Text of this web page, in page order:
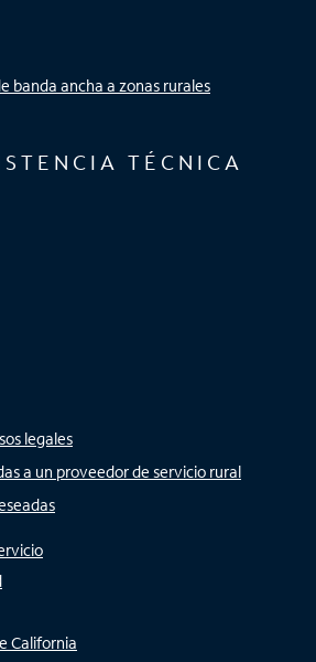
banda ancha a zonas rurales
TÉCNICA
legales
a un proveedor de servicio rural
California